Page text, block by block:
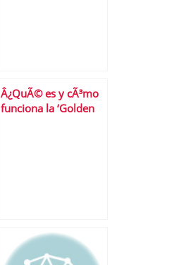
Â¿QuÃ© es y cÃ³mo
funciona la ‘Golden